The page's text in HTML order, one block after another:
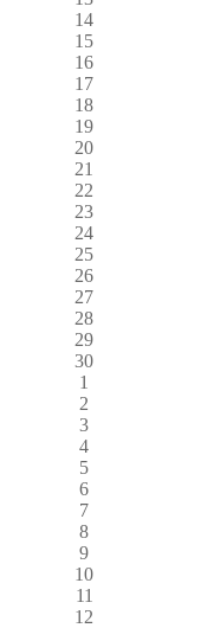
14
15
16
17
18
19
20
21
22
23
24
25
26
27
28
29
30
1
2
3
4
5
6
7
8
9
10
11
12